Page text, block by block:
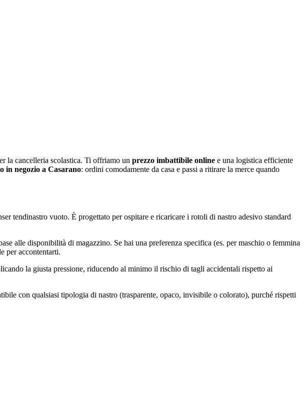
la cancelleria scolastica. Ti offriamo un prezzo imbattibile online e una logistica efficiente
in negozio a Casarano: ordini comodamente da casa e passi a ritirare la merce quando
tendinastro vuoto. È progettato per ospitare e ricaricare i rotoli di nastro adesivo standard
alle disponibilità di magazzino. Se hai una preferenza specifica (es. per maschio o femmina
per accontentarti.
la giusta pressione, riducendo al minimo il rischio di tagli accidentali rispetto ai
con qualsiasi tipologia di nastro (trasparente, opaco, invisibile o colorato), purché rispetti